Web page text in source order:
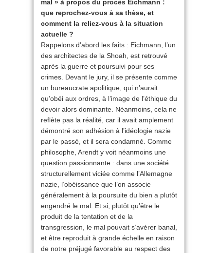
mal » à propos du procès Eichmann :
que reprochez-vous à sa thèse, et
comment la reliez-vous à la situation
actuelle ?
Rappelons d’abord les faits : Eichmann, l’un
des architectes de la Shoah, est retrouvé
après la guerre et poursuivi pour ses
crimes. Devant le jury, il se présente comme
un bureaucrate apolitique, qui n’aurait
qu’obéi aux ordres, à l’image de l’éthique du
devoir alors dominante. Néanmoins, cela ne
reflète pas la réalité, car il avait amplement
démontré son adhésion à l’idéologie nazie
par le passé, et il sera condamné. Comme
philosophe, Arendt y voit néanmoins une
question passionnante : dans une société
structurellement viciée comme l’Allemagne
nazie, l’obéissance que l’on associe
généralement à la poursuite du bien a plutôt
engendré le mal. Et si, plutôt qu’être le
produit de la tentation et de la
transgression, le mal pouvait s’avérer banal,
et être reproduit à grande échelle en raison
de notre préjugé favorable au respect des